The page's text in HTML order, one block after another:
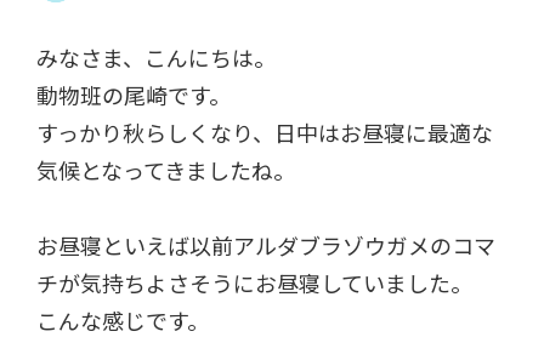
みなさま、こんにちは。
動物班の尾崎です。
すっかり秋らしくなり、日中はお昼寝に最適な
気候となってきましたね。
お昼寝といえば以前アルダブラゾウガメのコマ
チが気持ちよさそうにお昼寝していました。
こんな感じです。